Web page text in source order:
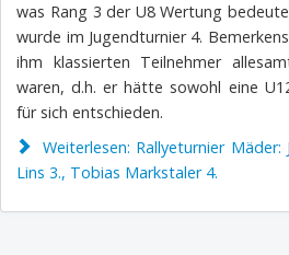
was Rang 3 der U8 Wertung
wurde im Jugendturnier 4.
ihm klassierten Teilnehmer
waren, d.h. er hätte sowohl eine
für sich entschieden.
Weiterlesen: Rallyeturnier
Lins 3., Tobias Markstaler 4.